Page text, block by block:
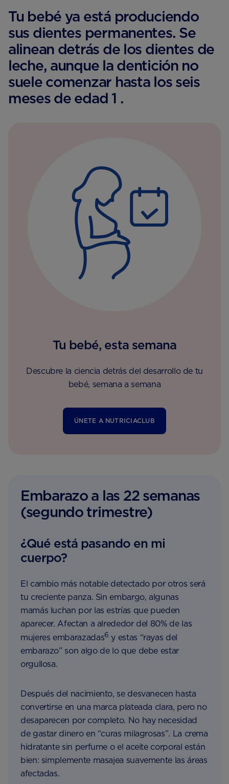
Tu bebé ya está produciendo
sus dientes permanentes. Se
alinean detrás de los dientes de
leche, aunque la dentición no
suele comenzar hasta los seis
meses de edad 1 .
Tu bebé, esta semana
Descubre la ciencia detrás del desarrollo de tu
bebé, semana a semana
ÚNETE A NUTRICIACLUB
Embarazo a las 22 semanas
(segundo trimestre)
¿Qué está pasando en mi
cuerpo?
El cambio más notable detectado por otros será
tu creciente panza. Sin embargo, algunas
mamás luchan por las estrías que pueden
aparecer. Afectan a alrededor del 80% de las
mujeres embarazadas6 y estas “rayas del
embarazo” son algo de lo que debe estar
orgullosa.
Después del nacimiento, se desvanecen hasta
convertirse en una marca plateada clara, pero no
desaparecen por completo. No hay necesidad
de gastar dinero en “curas milagrosas”. La crema
hidratante sin perfume o el aceite corporal están
bien: simplemente masajea suavemente las áreas
afectadas.